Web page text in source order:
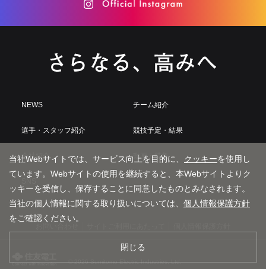
NEWS チーム紹介
選手・スタッフ紹介 競技予定・結果
会社紹介 動画・特集
© 2026 Sumitomo Electric Industries, Ltd.
当社Webサイトでは、サービス向上を目的に、 クッキーを使用し
ています。Webサイトの使用を継続すると、本Webサイトよりク
ッキーを受信し、保存することに同意したものとみなされます。
当社の個人情報に関する取り扱いについては、 個人情報保護方針
をご確認ください。
閉じる